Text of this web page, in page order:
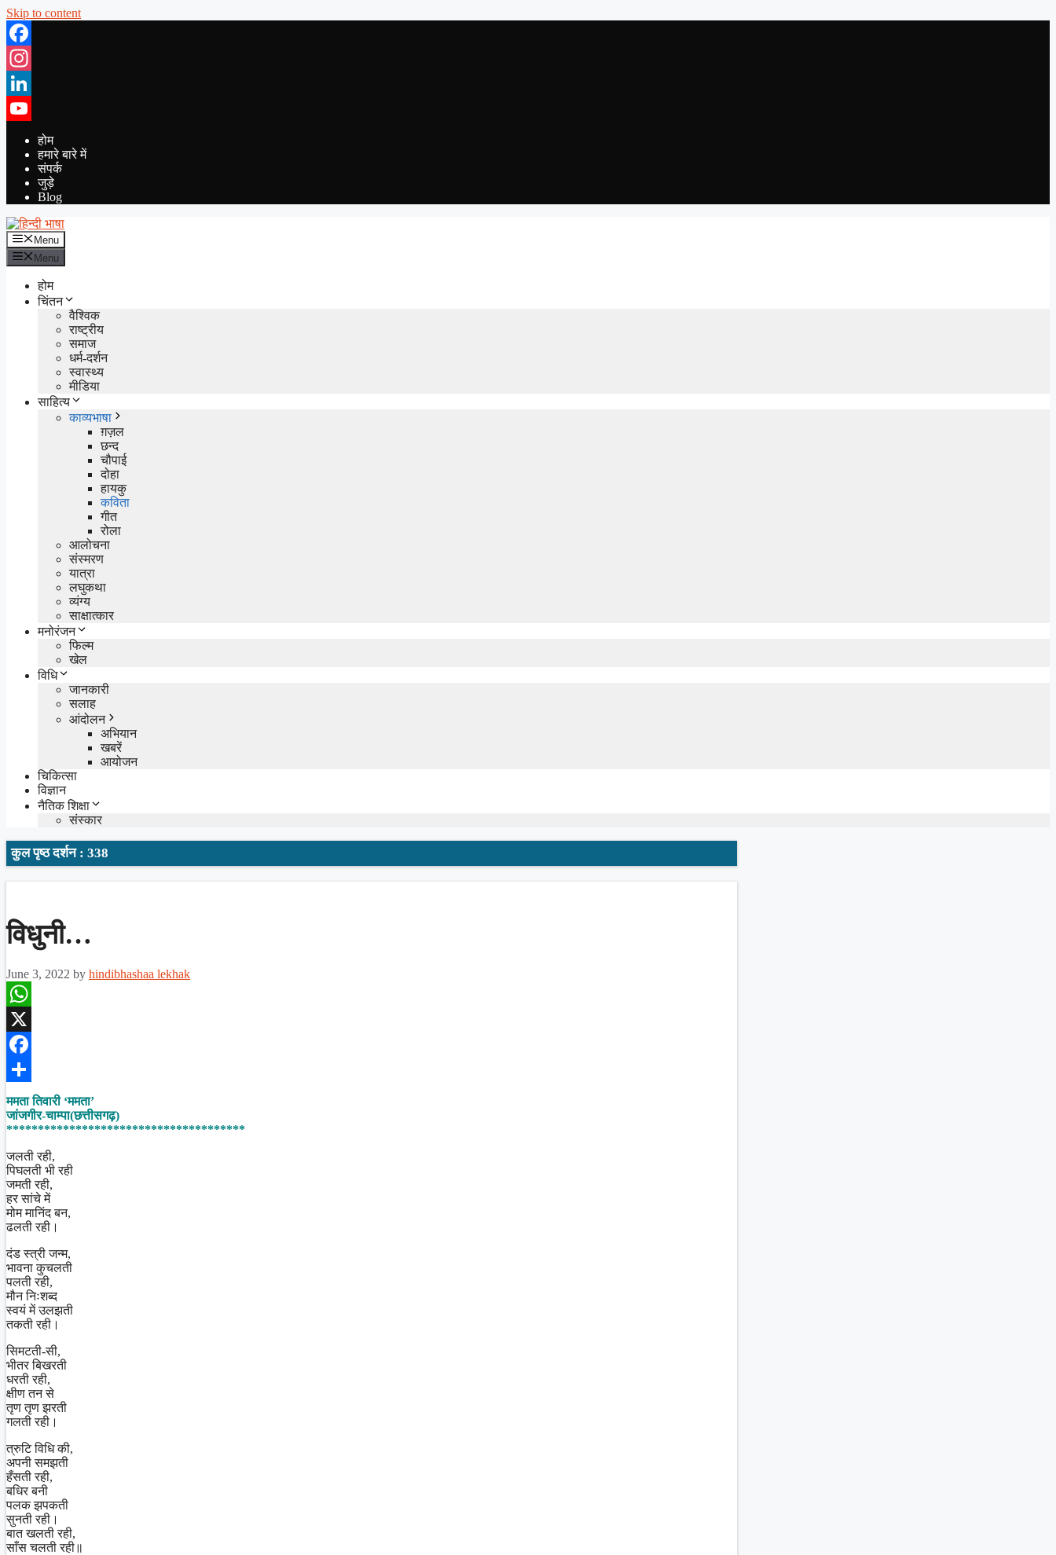
Skip to content
Facebook
Instagram
LinkedIn
YouTube
होम
हमारे बारे में
संपर्क
जुड़े
Blog
Menu
Menu
होम
चिंतन
वैश्विक
राष्ट्रीय
समाज
धर्म-दर्शन
स्वास्थ्य
मीडिया
साहित्य
काव्यभाषा
ग़ज़ल
छन्द
चौपाई
दोहा
हायकु
कविता
गीत
रोला
आलोचना
संस्मरण
यात्रा
लघुकथा
व्यंग्य
साक्षात्कार
मनोरंजन
फिल्म
खेल
विधि
जानकारी
सलाह
आंदोलन
अभियान
खबरें
आयोजन
चिकित्सा
विज्ञान
नैतिक शिक्षा
संस्कार
कुल पृष्ठ दर्शन : 338
विधुनी…
June 3, 2022 by hindibhashaa lekhak
WhatsApp
X
Facebook
Share
ममता तिवारी ‘ममता’
जांजगीर-चाम्पा(छत्तीसगढ़)
**************************************
जलती रही,
पिघलती भी रही
जमती रही,
हर सांचे में
मोम मानिंद बन,
ढलती रही।
दंड स्त्री जन्म,
भावना कुचलती
पलती रही,
मौन निःशब्द
स्वयं में उलझती
तकती रही।
सिमटती-सी,
भीतर बिखरती
धरती रही,
क्षीण तन से
तृण तृण झरती
गलती रही।
त्रुटि विधि की,
अपनी समझती
हँसती रही,
बधिर बनी
पलक झपकती
सुनती रही।
बात खलती रही,
साँस चलती रही॥